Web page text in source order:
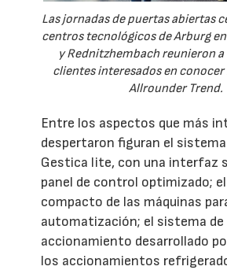
Las jornadas de puertas abiertas
centros tecnológicos de Arburg
y Rednitzhembach reunieron a
clientes interesados en conocer
Allrounder Trend.
Entre los aspectos que más
despertaron figuran el
Gestica lite, con una interfaz
panel de control optimizado;
compacto de las máquinas
automatización; el sistema de
accionamiento desarrollado
los accionamientos